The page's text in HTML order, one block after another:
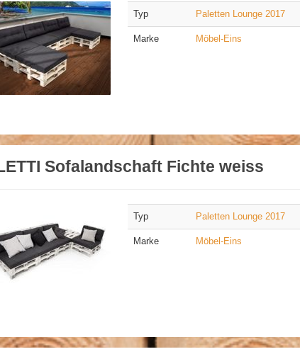
Typ Paletten Lounge 2017
Marke Möbel-Eins
Sofalandschaft Fichte weiss
Typ Paletten Lounge 2017
Marke Möbel-Eins